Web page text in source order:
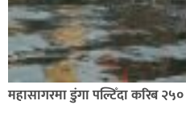
नेपाल प्रहरीमा जवानदेखि
विभागीय कारवाहीमा,
महासागरमा डुंगा पल्टिँदा करिब